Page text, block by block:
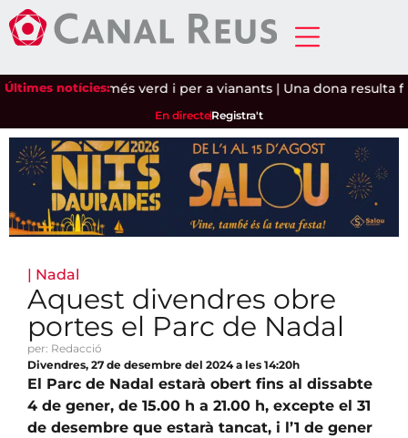
Últimes notícies:
a un carrer més verd i per a vianants|Una dona resulta
En directeRegistra't
| Nadal
Aquest divendres obre
portes el Parc de Nadal
per: Redacció
Divendres, 27 de desembre del 2024 a les 14:20h
El Parc de Nadal estarà obert fins al dissabte
4 de gener, de 15.00 h a 21.00 h, excepte el 31
de desembre que estarà tancat, i l’1 de gener